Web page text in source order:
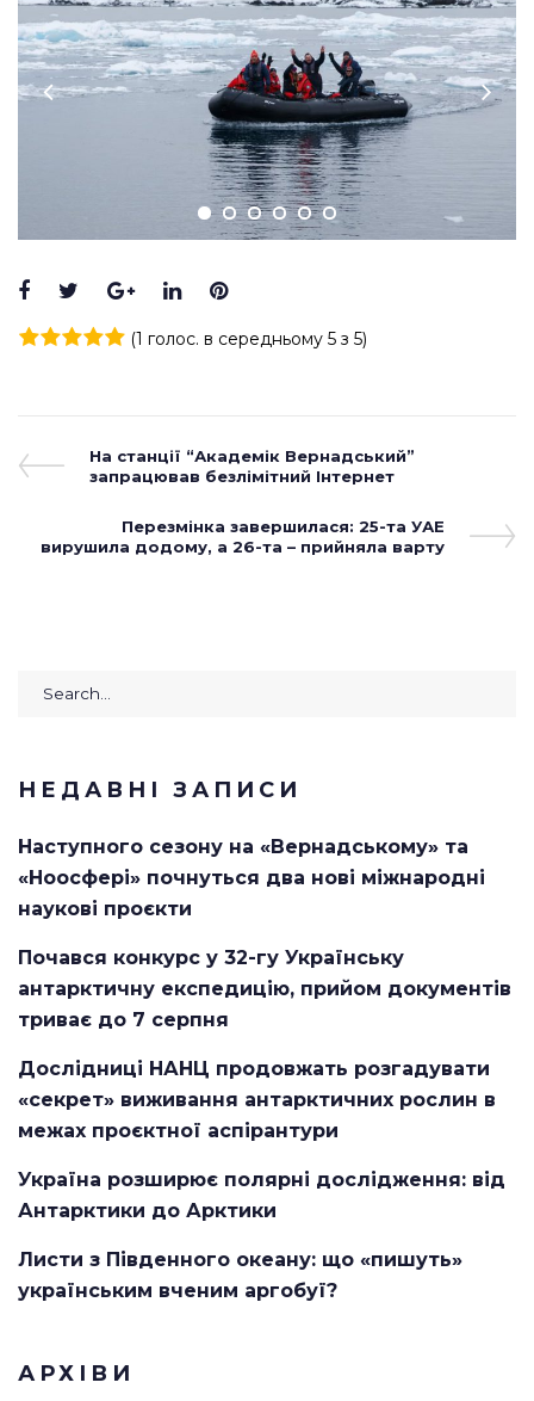
Facebook
TwitterGoogle+
LinkedInPinterest
(1 голос. в середньому 5 з 5)
Навігація
записів
Previous
Post
На станції “Академік Вернадський”
запрацював безлімітний Інтернет
Next
Post
Перезмінка завершилася: 25-та УАЕ
вирушила додому, а 26-та – прийняла варту
Search
НЕДАВНІ ЗАПИСИ
Наступного сезону на «Вернадському» та
«Ноосфері» почнуться два нові міжнародні
наукові проєкти
Почався конкурс у 32-гу Українську
антарктичну експедицію, прийом документів
триває до 7 серпня
Дослідниці НАНЦ продовжать розгадувати
«секрет» виживання антарктичних рослин в
межах проєктної аспірантури
Україна розширює полярні дослідження: від
Антарктики до Арктики
Листи з Південного океану: що «пишуть»
українським вченим аргобуї?
АРХІВИ